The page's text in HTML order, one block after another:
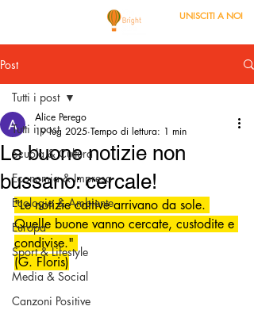
UNISCITI A NOI
Post
Tutti i post
Scuola & Cultura
Economia & Impresa
Ecologia & Ambiente
Europa
Sport & Lifestyle
Media & Social
Canzoni Positive
Tutti i post
Le buone notizie non
bussano: cercale!
Alice Perego
19 lug 2025 Tempo di lettura: 1 min
"Le notizie cattive arrivano da sole.
Quelle buone vanno cercate, custodite e
condivise."
(G. Floris)